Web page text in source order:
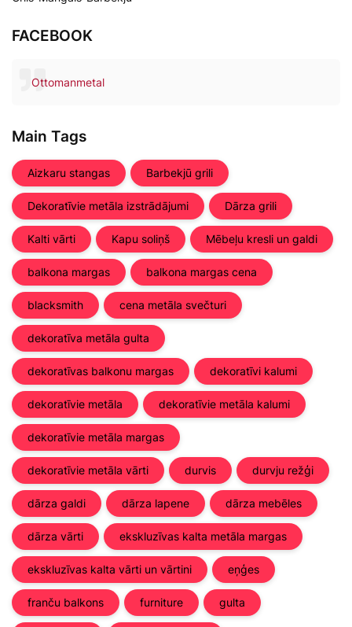
FACEBOOK
Ottomanmetal
Main Tags
Aizkaru stangas Barbekjū grili
Dekoratīvie metāla izstrādājumi Dārza grili
Kalti vārti Kapu soliņš Mēbeļu kresli un galdi
balkona margas balkona margas cena
blacksmith cena metāla svečturi
dekoratīva metāla gulta
dekoratīvas balkonu margas dekoratīvi kalumi
dekoratīvie metāla dekoratīvie metāla kalumi
dekoratīvie metāla margas
dekoratīvie metāla vārti durvis durvju režģi
dārza galdi dārza lapene dārza mebēles
dārza vārti ekskluzīvas kalta metāla margas
ekskluzīvas kalta vārti un vārtini eņģes
franču balkons furniture gulta